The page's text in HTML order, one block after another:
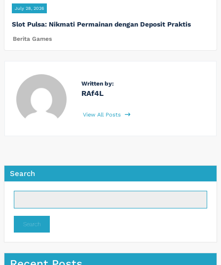
July 28, 2026
Slot Pulsa: Nikmati Permainan dengan Deposit Praktis
Berita Games
Written by:
RAf4L
View All Posts
Search
Search